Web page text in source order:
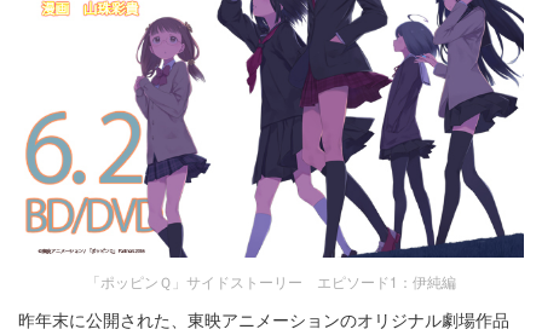
「ポッピンＱ」サイドストーリー エピソード1：伊純編
昨年末に公開された、東映アニメーションのオリジナル劇場作品